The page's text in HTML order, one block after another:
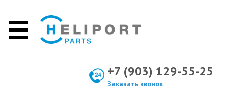
+7 (903) 129-55-25
Заказать звонок